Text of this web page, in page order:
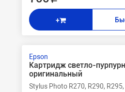
+
Epson
Картридж светло-
оригинальный
Stylus Photo R270, R290,